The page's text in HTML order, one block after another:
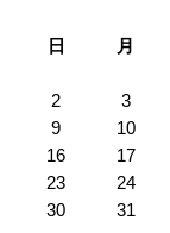
日
月
2
3
9
10
16
17
23
24
30
31